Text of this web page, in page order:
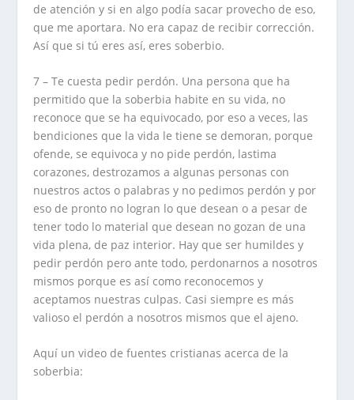
de atención y si en algo podía sacar provecho de eso,
que me aportara. No era capaz de recibir corrección.
Así que si tú eres así, eres soberbio.
7 – Te cuesta pedir perdón. Una persona que ha
permitido que la soberbia habite en su vida, no
reconoce que se ha equivocado, por eso a veces, las
bendiciones que la vida le tiene se demoran, porque
ofende, se equivoca y no pide perdón, lastima
corazones, destrozamos a algunas personas con
nuestros actos o palabras y no pedimos perdón y por
eso de pronto no logran lo que desean o a pesar de
tener todo lo material que desean no gozan de una
vida plena, de paz interior. Hay que ser humildes y
pedir perdón pero ante todo, perdonarnos a nosotros
mismos porque es así como reconocemos y
aceptamos nuestras culpas. Casi siempre es más
valioso el perdón a nosotros mismos que el ajeno.
Aquí un video de fuentes cristianas acerca de la
soberbia: